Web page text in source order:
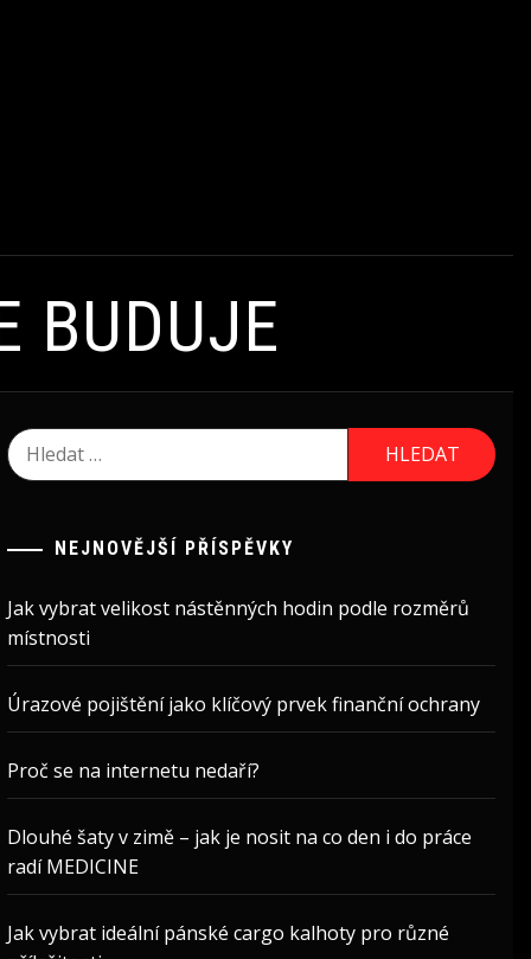
BUDUJE
Vyhledávání
NEJNOVĚJŠÍ PŘÍSPĚVKY
Jak vybrat velikost nástěnných hodin podle rozměrů
místnosti
Úrazové pojištění jako klíčový prvek finanční ochrany
Proč se na internetu nedaří?
Dlouhé šaty v zimě – jak je nosit na co den i do práce
radí MEDICINE
Jak vybrat ideální pánské cargo kalhoty pro různé